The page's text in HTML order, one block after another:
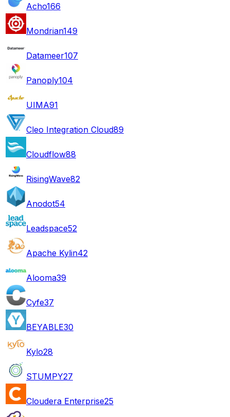
Acho166
Mondrian149
Datameer107
Panoply104
UIMA91
Cleo Integration Cloud89
Cloudflow88
RisingWave82
Anodot54
Leadspace52
Apache Kylin42
Alooma39
Cyfe37
BEYABLE30
Kylo28
STUMPY27
Cloudera Enterprise25